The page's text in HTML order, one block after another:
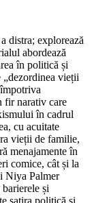
distra; explorează
abordează
în politică și
vieții
fir narativ care
în cadrul
cu acuitate
vieții de familie,
menajamente în
comice, cât și la
Niya Palmer
și
satira politică și